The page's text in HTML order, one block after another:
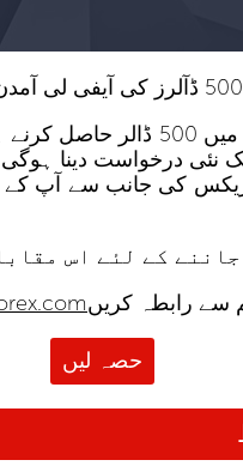
ایک نئی درخواست دینا
کی جانب سے آپ
سے رابطہ کریں
حصہ لیں